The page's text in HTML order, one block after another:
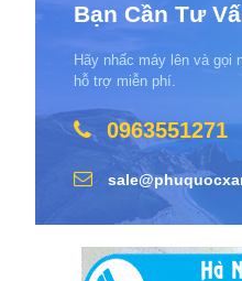
Bạn Cần Tư
Hãy nhấc máy lên và gọi
hỗ trợ miễn phí.
0963551271